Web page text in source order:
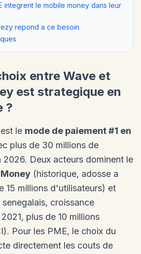
integrent le mobile money dans leur
repond a ce besoin
entre Wave et
est strategique en
?
le mode de paiement #1 en
plus de 30 millions de
Deux acteurs dominent le
(historique, adosse a
15 millions d'utilisateurs) et
croissance
plus de 10 millions
Pour les PME, le choix du
directement les couts de